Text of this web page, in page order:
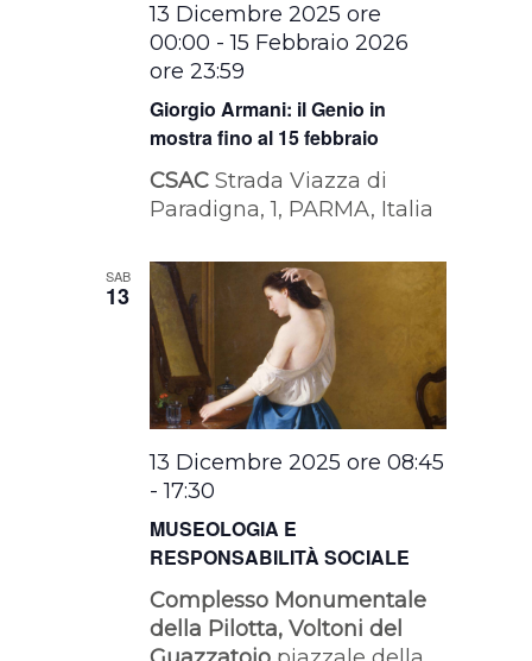
Giorgio Armani: il Genio in
mostra fino al 15 febbraio
13 Dicembre 2025 ore
00:00 -15 Febbraio 2026
ore 23:59
CSACStrada Viazza di
Paradigna, 1, PARMA, Italia
SAB
13
MUSEOLOGIA E
RESPONSABILITÀ SOCIALE
13 Dicembre 2025 ore 08:45
-17:30
Complesso Monumentale
della Pilotta, Voltoni del